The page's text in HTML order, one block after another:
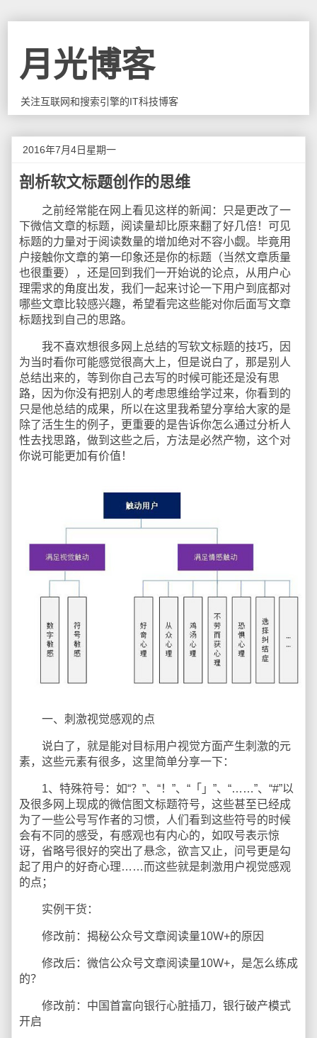
月光博客
关注互联网和搜索引擎的IT科技博客
2016年7月4日星期一
剖析软文标题创作的思维
之前经常能在网上看见这样的新闻：只是更改了一
下微信文章的标题，阅读量却比原来翻了好几倍！可见
标题的力量对于阅读数量的增加绝对不容小觑。毕竟用
户接触你文章的第一印象还是你的标题（当然文章质量
也很重要），还是回到我们一开始说的论点，从用户心
理需求的角度出发，我们一起来讨论一下用户到底都对
哪些文章比较感兴趣，希望看完这些能对你后面写文章
标题找到自己的思路。
我不喜欢想很多网上总结的写软文标题的技巧，因
为当时看你可能感觉很高大上，但是说白了，那是别人
总结出来的，等到你自己去写的时候可能还是没有思
路，因为你没有把别人的考虑思维给学过来，你看到的
只是他总结的成果，所以在这里我希望分享给大家的是
除了活生生的例子，更重要的是告诉你怎么通过分析人
性去找思路，做到这些之后，方法是必然产物，这个对
你说可能更加有价值！
一、刺激视觉感观的点
说白了，就是能对目标用户视觉方面产生刺激的元
素，这些元素有很多，这里简单分享一下：
1、特殊符号：如“？”、“！”、“「」”、“……”、“#”以
及很多网上现成的微信图文标题符号，这些甚至已经成
为了一些公号写作者的习惯，人们看到这些符号的时候
会有不同的感受，有感观也有内心的，如叹号表示惊
讶，省略号很好的突出了悬念，欲言又止，问号更是勾
起了用户的好奇心理……而这些就是刺激用户视觉感观
的点；
实例干货：
修改前：揭秘公众号文章阅读量10W+的原因
修改后：微信公众号文章阅读量10W+，是怎么练成
的？
修改前：中国首富向银行心脏插刀，银行破产模式
开启